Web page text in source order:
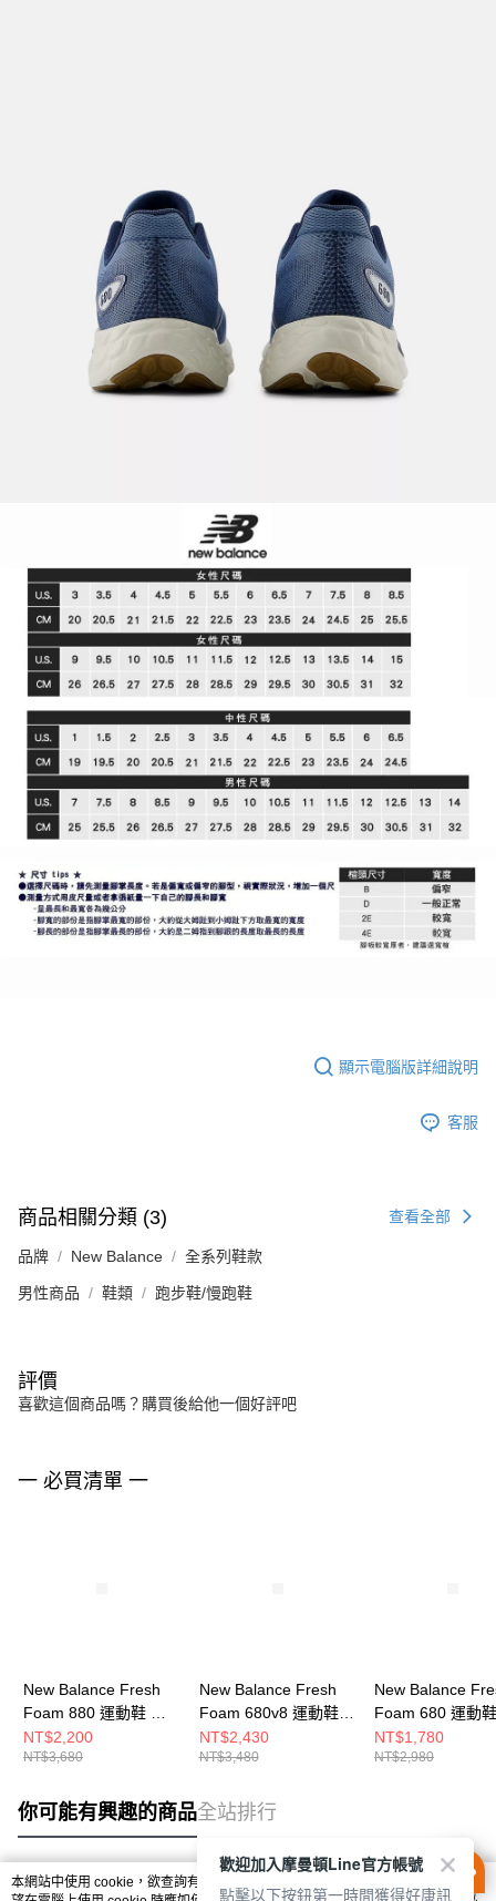
顯示電腦版詳細說明
客服
商品相關分類 (3) 查看全部
品牌 New Balance 全系列鞋款
男性商品 鞋類 跑步鞋/慢跑鞋
評價
喜歡這個商品嗎？購買後給他一個好評吧
一 必買清單 一
New Balance Fresh
Foam 880 運動鞋 女
跑步鞋 W880N15-D
NT$2,200
NT$3,680
New Balance Fresh
Foam 680v8 運動鞋
女 跑步鞋
W680WBK8-D
NT$2,430
NT$3,480
New Balance
Foam 680 運動
跑步鞋
NT$1,780
NT$2,980
你可能有興趣的商品全站排行
本網站中使用 cookie，欲查詢有關本網站使用 cookie 方式之詳情，及若您不希
歡迎加入摩曼頓Line官方帳號
點擊以下按鈕第一時間獲得好康訊